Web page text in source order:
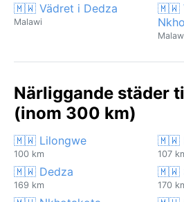
🇲🇼 Vädret i Dedza
Malawi
🇲🇼
Närliggande städer
(inom 300 km)
🇲🇼 Lilongwe
100 km
🇲🇼
107
🇲🇼 Dedza
169 km
🇲🇼
170